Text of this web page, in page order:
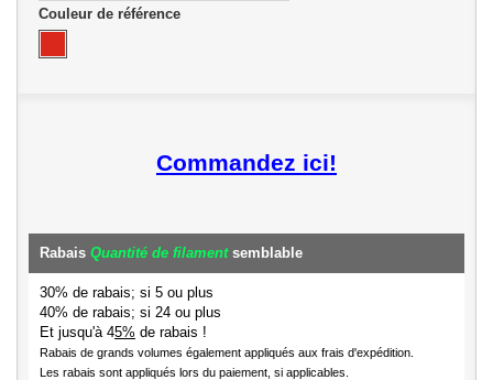
Couleur de référence
Commandez ici!
Rabais Quantité de filamentsemblable
30% de rabais; si 5 ou plus
40% de rabais; si 24 ou plus
Et jusqu'à 45% de rabais !
Rabais de grands volumes également appliqués aux frais d'expédition.
Les rabais sont appliqués lors du paiement, si applicables.